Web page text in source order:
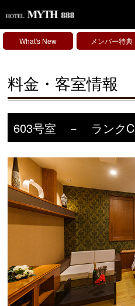
What's New メンバー特典
料金・客室情報
603号室 － ランクC